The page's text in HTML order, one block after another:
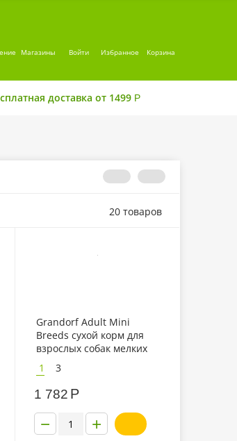
Магазины Войти Избранное Корзина
доставка от 1499 Р
20 товаров
Grandorf Adult Mini
Breeds сухой корм для
взрослых собак мелких
пород с индейкой и
рисом
1 3
1 782 Р
+
−